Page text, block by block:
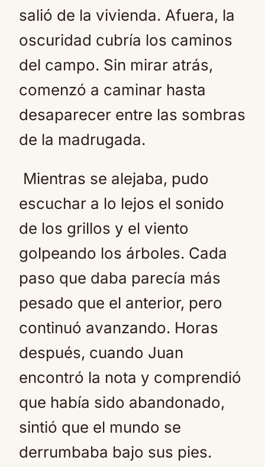
salió de la vivienda. Afuera, la
oscuridad cubría los caminos
del campo. Sin mirar atrás,
comenzó a caminar hasta
desaparecer entre las sombras
de la madrugada.
Mientras se alejaba, pudo
escuchar a lo lejos el sonido
de los grillos y el viento
golpeando los árboles. Cada
paso que daba parecía más
pesado que el anterior, pero
continuó avanzando. Horas
después, cuando Juan
encontró la nota y comprendió
que había sido abandonado,
sintió que el mundo se
derrumbaba bajo sus pies.